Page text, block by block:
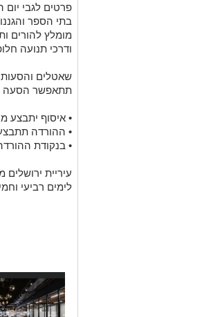
פרטים לגבי יום
בתי הספר
מומלץ להורים
ודרכי תנועה
שאטלים
תתאפשר הסעה
• איסוף יתבצע
• ההורדה תתבצע
• בנקודת
עיריית
לימים רביעי